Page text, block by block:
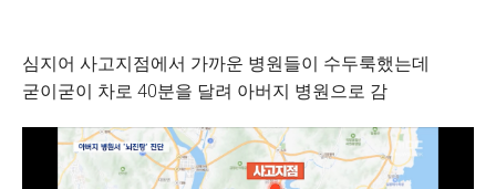
심지어 사고지점에서 가까운 병원들이 수두룩했는데
굳이굳이 차로 40분을 달려 아버지 병원으로 감